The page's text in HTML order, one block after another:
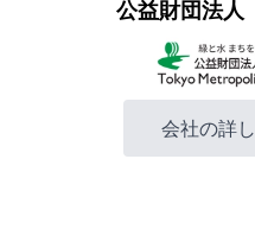
公益財団法
会社の詳